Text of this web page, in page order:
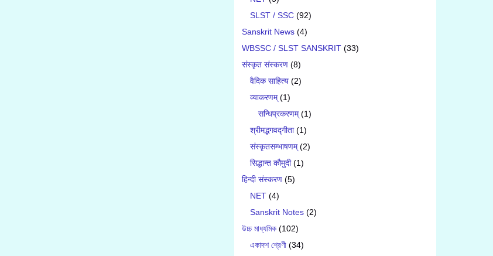
SLST / SSC (92)
Sanskrit News (4)
WBSSC / SLST SANSKRIT (33)
संस्कृत संस्करण (8)
वैदिक साहित्य (2)
व्याकरणम्(1)
सन्धिप्रकरणम्(1)
श्रीमद्भगवद्गीता(1)
संस्कृतसम्भाषणम्(2)
सिद्धान्त कौमुदी(1)
हिन्दी संस्करण (5)
NET (4)
Sanskrit Notes (2)
উচ্চ মাধ্যমিক (102)
একাদশ শ্রেণী (34)